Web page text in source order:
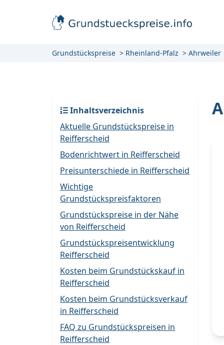
Grundstückspreise Rheinland-Pfalz Ahrweiler
Inhaltsverzeichnis
Aktuelle Grundstückspreise in
Reifferscheid
Bodenrichtwert in Reifferscheid
Preisunterschiede in Reifferscheid
Wichtige
Grundstückspreisfaktoren
Grundstückspreise in der Nähe
von Reifferscheid
Grundstückspreisentwicklung
Reifferscheid
Kosten beim Grundstückskauf in
Reifferscheid
Kosten beim Grundstücksverkauf
in Reifferscheid
FAQ zu Grundstückspreisen in
Reifferscheid